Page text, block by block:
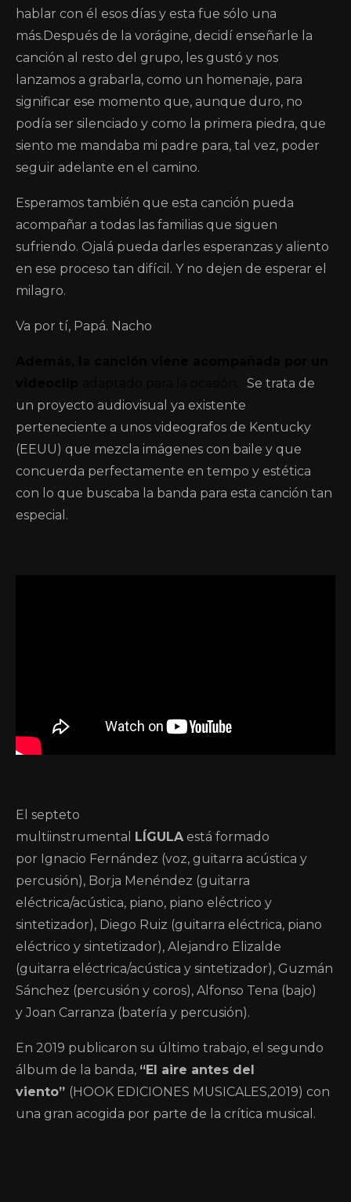
hablar con él esos días y esta fue sólo una
más.Después de la vorágine, decidí enseñarle la
canción al resto del grupo, les gustó y nos
lanzamos a grabarla, como un homenaje, para
significar ese momento que, aunque duro, no
podía ser silenciado y como la primera piedra, que
siento me mandaba mi padre para, tal vez, poder
seguir adelante en el camino.
Esperamos también que esta canción pueda
acompañar a todas las familias que siguen
sufriendo. Ojalá pueda darles esperanzas y aliento
en ese proceso tan difícil. Y no dejen de esperar el
milagro.
Va por tí, Papá. Nacho
Se trata de
un proyecto audiovisual ya existente
perteneciente a unos videografos de Kentucky
(EEUU) que mezcla imágenes con baile y que
concuerda perfectamente en tempo y estética
con lo que buscaba la banda para esta canción tan
especial.
El septeto
multiinstrumental LÍGULA está formado
por Ignacio Fernández (voz, guitarra acústica y
percusión), Borja Menéndez (guitarra
eléctrica/acústica, piano, piano eléctrico y
sintetizador), Diego Ruiz (guitarra eléctrica, piano
eléctrico y sintetizador), Alejandro Elizalde
(guitarra eléctrica/acústica y sintetizador), Guzmán
Sánchez (percusión y coros), Alfonso Tena (bajo)
y Joan Carranza (batería y percusión).
En 2019 publicaron su último trabajo, el segundo
álbum de la banda, “El aire antes del
viento” (HOOK EDICIONES MUSICALES,2019) con
una gran acogida por parte de la crítica musical.